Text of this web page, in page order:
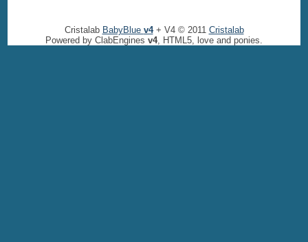
Cristalab BabyBlue v4+ V4 © 2011 Cristalab
Powered by ClabEngines v4, HTML5, love and ponies.